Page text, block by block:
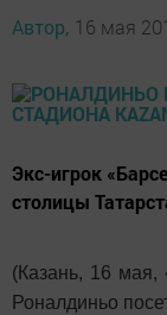
Автор, 16 мая
Экс-игрок
столицы
(Казань, 16 мая,
Роналдиньо